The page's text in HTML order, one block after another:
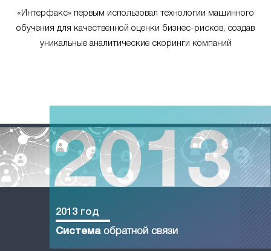
«Интерфакс» первым использовал технологии машинного
обучения для качественной оценки бизнес-рисков, создав
уникальные аналитические скоринги компаний
2013 год
Системаобратной связи